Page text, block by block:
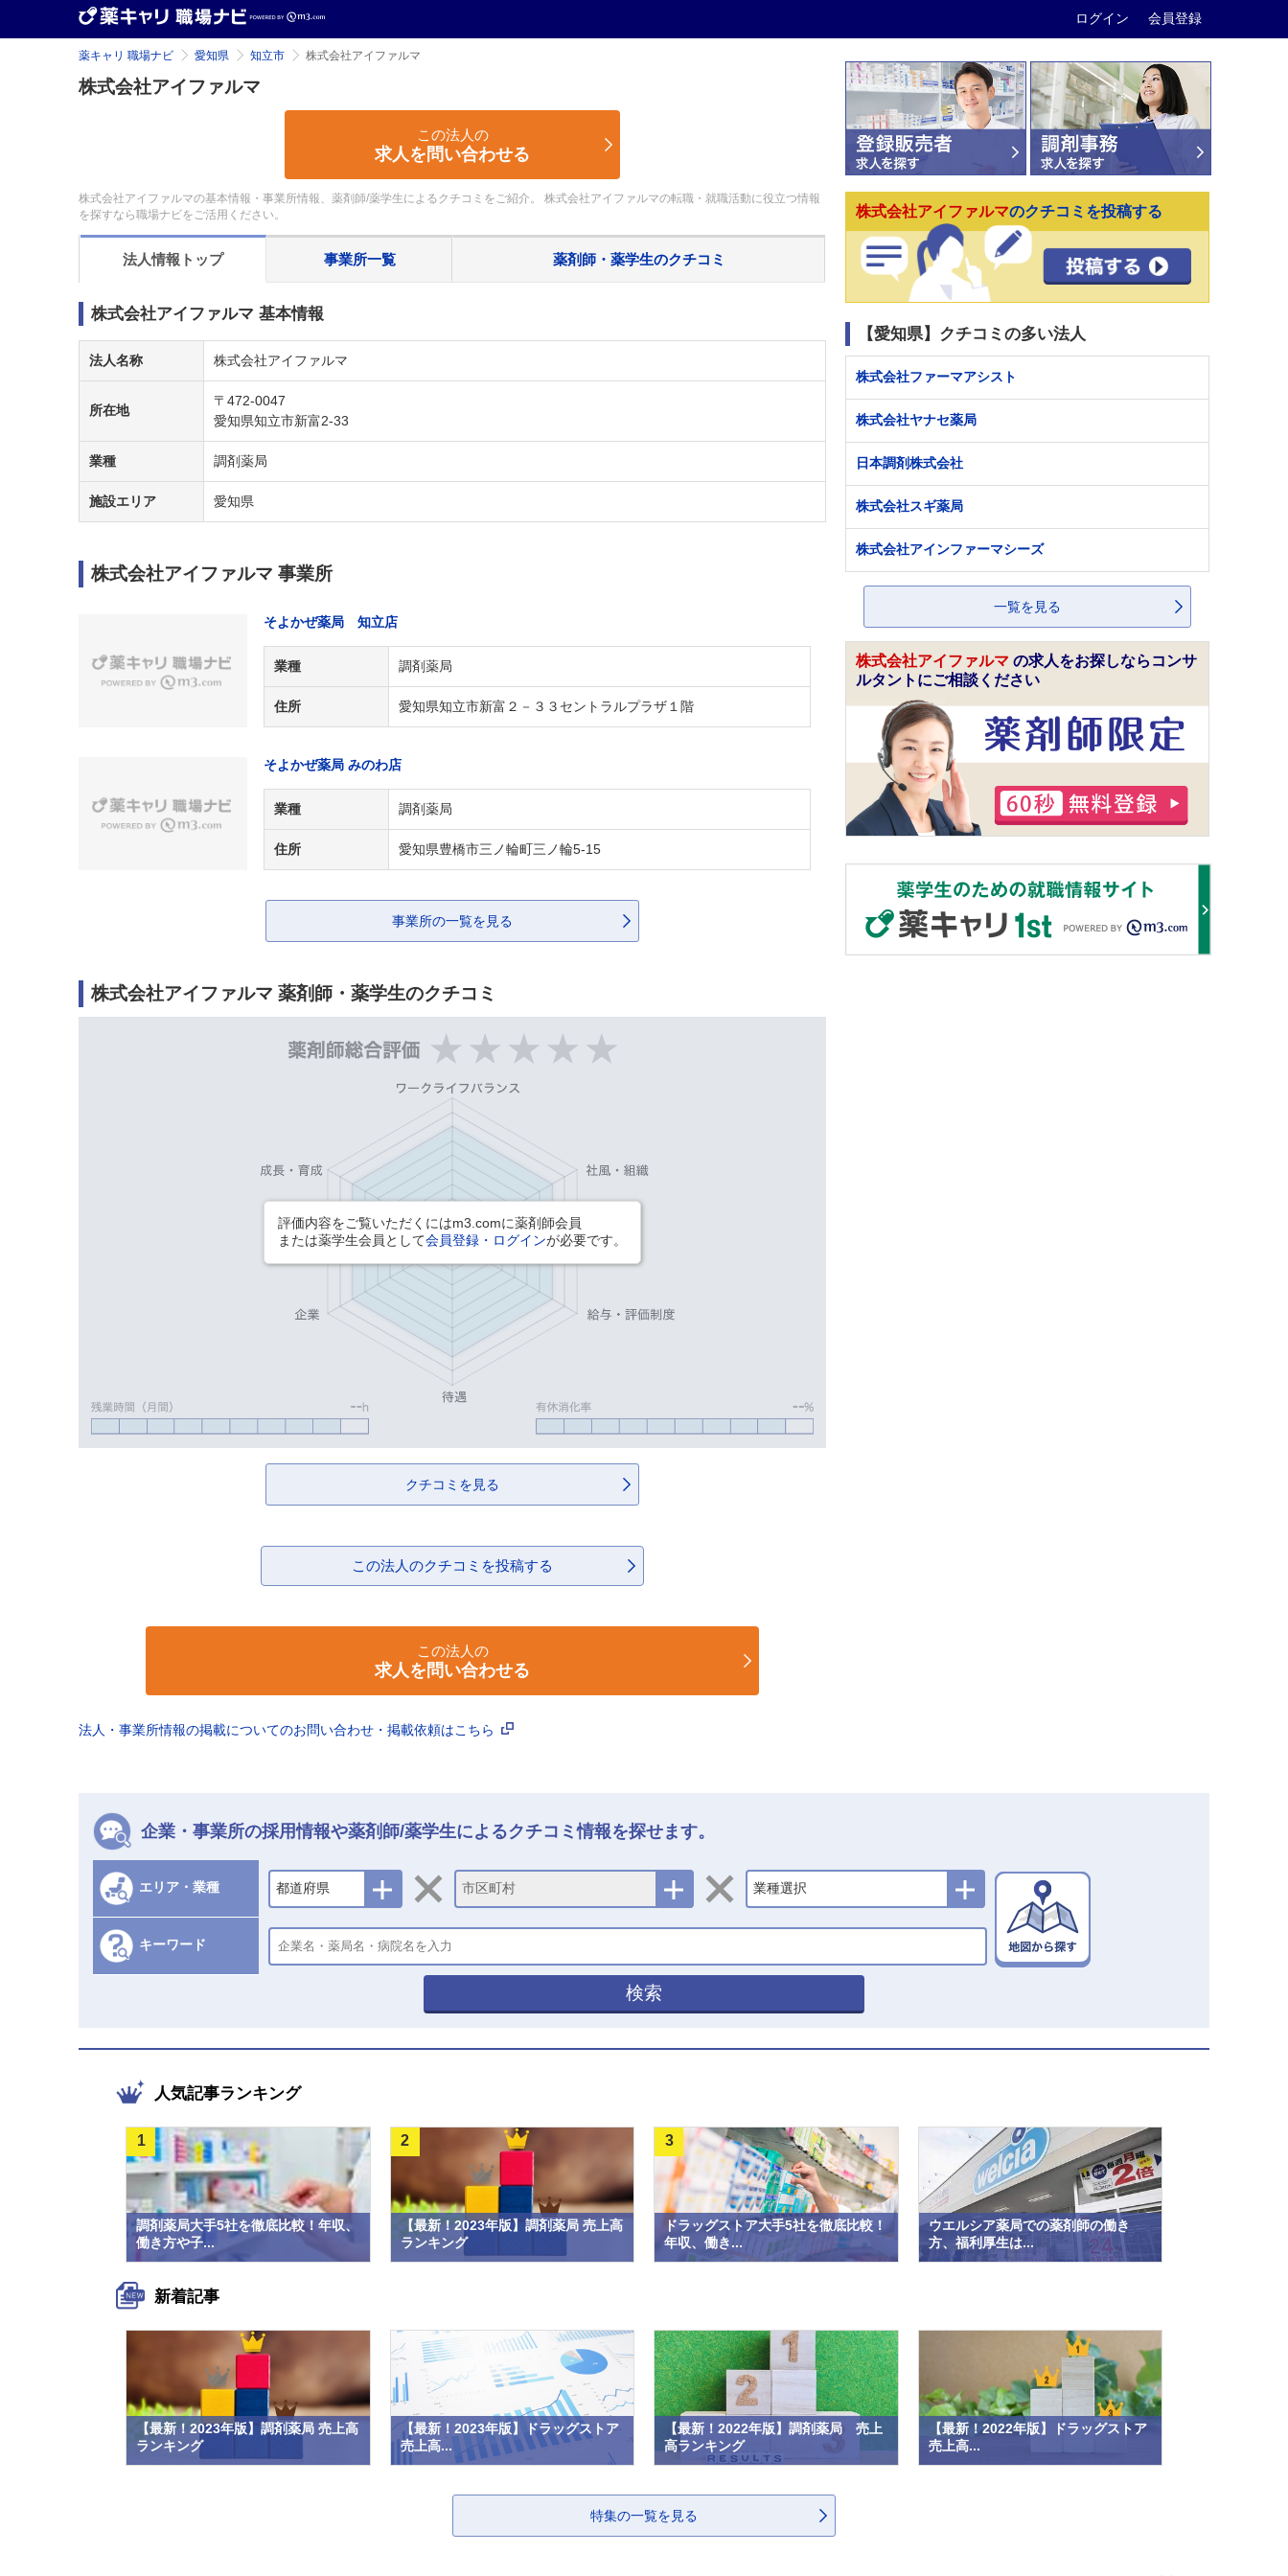
ログイン 会員登録
薬キャリ 職場ナビ 愛知県 知立市 株式会社アイファルマ
株式会社アイファルマ
この法人の
求人を問い合わせる
株式会社アイファルマの基本情報・事業所情報、薬剤師/薬学生によるクチコミをご紹介。 株式会社アイファルマの転職・就職活動に役立つ情報
を探すなら職場ナビをご活用ください。
法人情報 トップ 事業所一覧 薬剤師・薬学生のクチコミ
株式会社アイファルマ 基本情報
法人名称 株式会社アイファルマ
所在地
〒472-0047
愛知県知立市新富2-33
業種 調剤薬局
施設エリア 愛知県
株式会社アイファルマ 事業所
そよかぜ薬局 知立店
業種 調剤薬局
住所 愛知県知立市新富２－３３セントラルプラザ１階
そよかぜ薬局 みのわ店
業種 調剤薬局
住所 愛知県豊橋市三ノ輪町三ノ輪5-15
事業所の一覧を見る
株式会社アイファルマ 薬剤師・薬学生のクチコミ
評価内容をご覧いただくにはm3.comに薬剤師会員
または薬学生会員として会員登録・ログインが必要です。
クチコミを見る
この法人のクチコミを投稿する
この法人の
求人を問い合わせる
法人・事業所情報の掲載についてのお問い合わせ・掲載依頼はこちら
株式会社アイファルマのクチコミを投稿する
【愛知県】クチコミの多い法人
株式会社ファーマアシスト
株式会社ヤナセ薬局
日本調剤株式会社
株式会社スギ薬局
株式会社アインファーマシーズ
一覧を見る
株式会社アイファルマ の求人をお探しならコンサ
ルタントにご相談ください
企業・事業所の採用情報や薬剤師/薬学生によるクチコミ情報を探せます。
エリア・業種 都道府県 市区町村 業種選択
キーワード
検索
人気記事ランキング
調剤薬局大手5社を徹底比較！年収、
働き方や子...
1
【最新！2023年版】調剤薬局 売上高
ランキング
2
ドラッグストア大手5社を徹底比較！
年収、働き...
3
ウエルシア薬局での薬剤師の働き
方、福利厚生は...
新着記事
【最新！2023年版】調剤薬局 売上高
ランキング
【最新！2023年版】ドラッグストア
売上高...
【最新！2022年版】調剤薬局 売上
高ランキング
【最新！2022年版】ドラッグストア
売上高...
特集の一覧を見る